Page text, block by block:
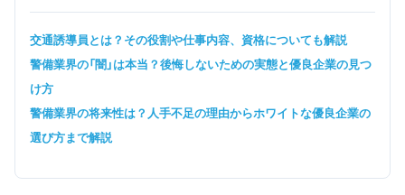
交通誘導員とは？その役割や仕事内容、資格についても解説
警備業界の「闇」は本当？後悔しないための実態と優良企業の見つ
け方
警備業界の将来性は？人手不足の理由からホワイトな優良企業の
選び方まで解説